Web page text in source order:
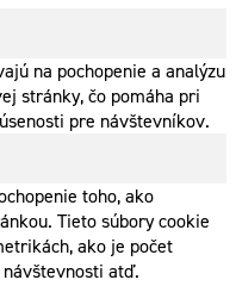
na pochopenie a analýzu
stránky, čo pomáha pri
pre návštevníkov.
toho, ako
Tieto súbory cookie
ako je počet
atď.